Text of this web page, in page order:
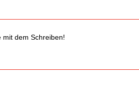
mit dem Schreiben!